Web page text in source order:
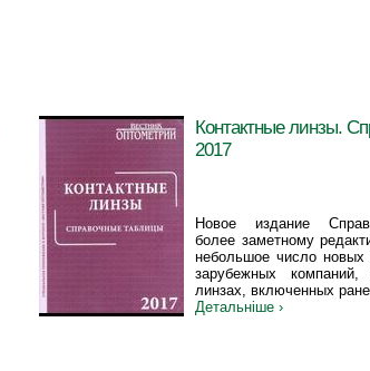
Контактные линзы.
2017
Новое издание
более заметному
небольшое число
зарубежных
линзах, включенных
Детальніше ›